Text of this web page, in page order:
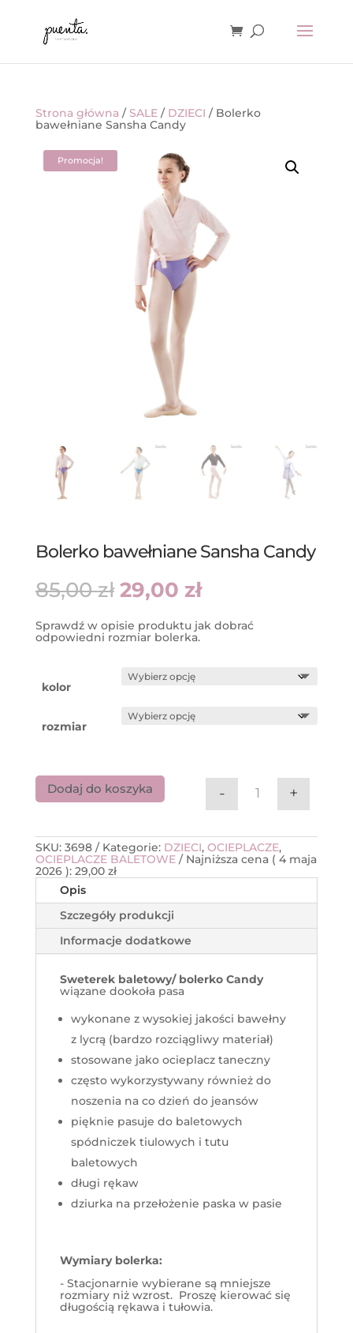
Strona główna / SALE/ DZIECI / Bolerko
bawełniane Sansha Candy
Promocja!
Bolerko bawełniane Sansha Candy
85,00zł Pierwotna
cena
85,00 zł.
29,00 złAktualna
cena
29,00 zł.
Sprawdź w opisie produktu jak dobrać
odpowiedni rozmiar bolerka.
kolor
rozmiar
ilość Bolerko
- +
Dodaj do koszyka
SKU: 3698 Kategorie: DZIECI, OCIEPLACZE,
OCIEPLACZE BALETOWE
Najniższa cena ( 4 maja
2026): 29,00 zł
Opis
Szczegóły produkcji
Informacje dodatkowe
Sweterek baletowy/ bolerko Candy
wiązane dookoła pasa
wykonane z wysokiej jakości bawełny
z lycrą (bardzo rozciągliwy materiał)
stosowane jako ocieplacz taneczny
często wykorzystywany również do
noszenia na co dzień do jeansów
pięknie pasuje do baletowych
spódniczek tiulowych i tutu
baletowych
długi rękaw
dziurka na przełożenie paska w pasie
Wymiary bolerka:
- Stacjonarnie wybierane są mniejsze
rozmiary niż wzrost. Proszę kierować się
długością rękawa i tułowia.